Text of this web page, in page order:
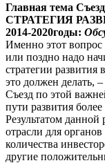
Главная тема
СТРАТЕГИЯ
2014-2020годы:
Именно этот вопрос
или поздно надо
стратегии
это должен делать,
Съезд по этой
пути развития
Результатом данной
отрасли для
количества
другие